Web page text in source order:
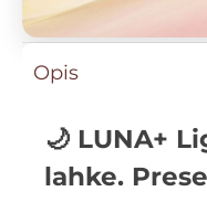
Opis
🌙 LUNA+
lahke.